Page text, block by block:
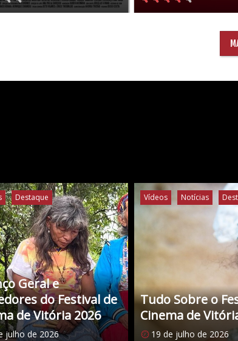
Destaque
Geral e
do Festival de
de Vitória 2026
julho de 2026
Vídeos Notícias
Tudo Sobre o
Cinema de
19 de julho de 2026